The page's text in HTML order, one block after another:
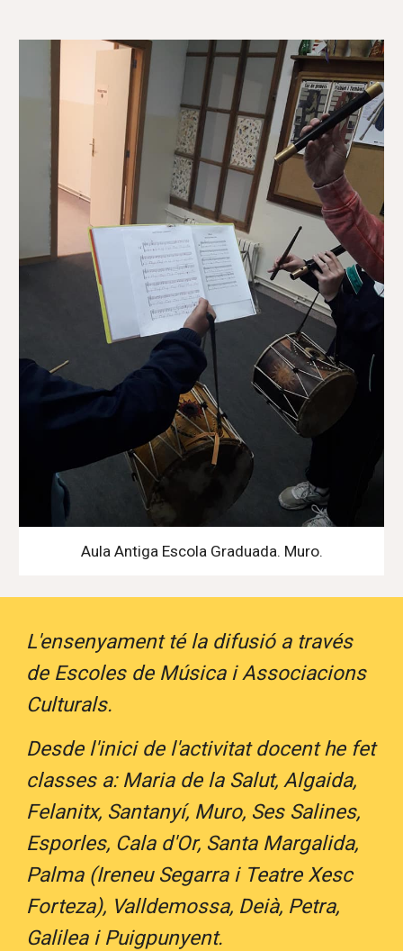
Aula Antiga Escola Graduada. Muro.
L'ensenyament té la difusió a través
de Escoles de Música i Associacions
Culturals.
Desde l'inici de l'activitat docent he fet
classes a: Maria de la Salut, Algaida,
Felanitx, Santanyí, Muro, Ses Salines,
Esporles, Cala d'Or, Santa Margalida,
Palma (Ireneu Segarra i Teatre Xesc
Forteza), Valldemossa, Deià, Petra,
Galilea i Puigpunyent.